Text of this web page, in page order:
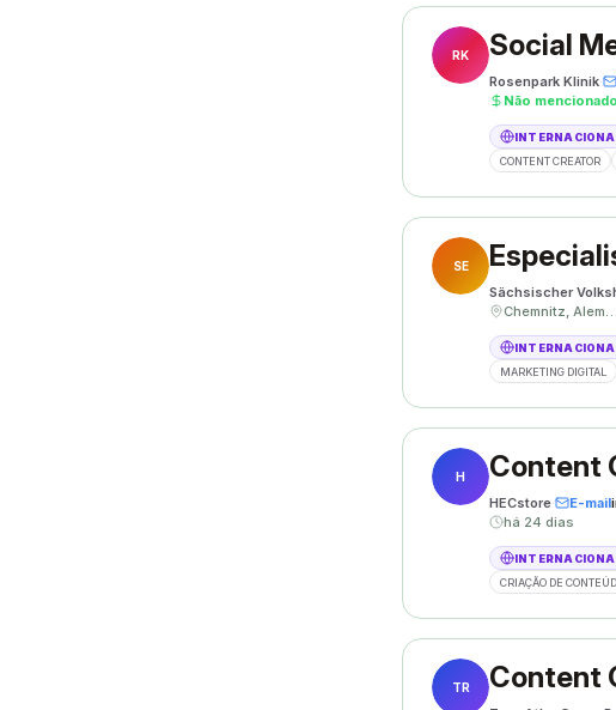
RK Social
Rosenpark Klinik·
Não mencionado
CONTENT CREATOR
SE
Sächsischer
Chemnitz, Alemanha
MARKETING DIGITAL
H Content
HECstore· E-mail
há 24 dias
CRIAÇÃO DE
TR Content